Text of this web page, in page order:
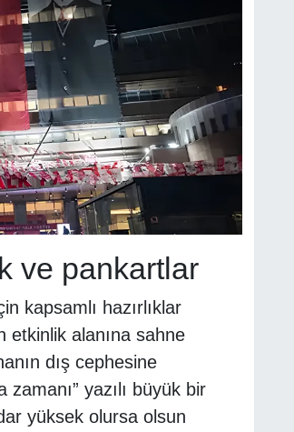
ve pankartlar
kapsamlı hazırlıklar
etkinlik alanına sahne
dış cephesine
zamanı” yazılı büyük bir
yüksek olursa olsun